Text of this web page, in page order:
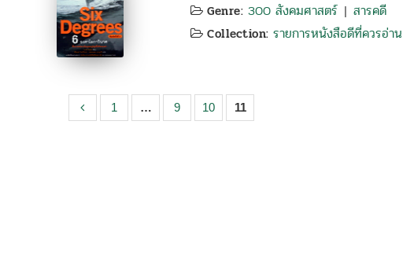
Genre: 300 สังคมศาสตร์ | สารคดี
Collection:รายการหนังสือดีที่ควรอ่าน
1 … 9 10 11